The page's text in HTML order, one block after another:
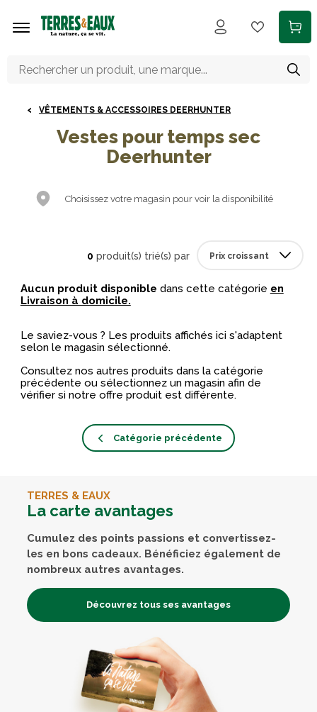
VÊTEMENTS & ACCESSOIRES DEERHUNTER
Vestes pour temps sec
Deerhunter
Choisissez votre magasin pour voir la disponibilité
0 produit(s) trié(s) par
Aucun produit disponible dans cette catégorie en
Livraison à domicile.
Le saviez-vous ? Les produits affichés ici s'adaptent
selon le magasin sélectionné.
Consultez nos autres produits dans la catégorie
précédente ou sélectionnez un magasin afin de
vérifier si notre offre produit est différente.
Catégorie précédente
TERRES & EAUX
La carte avantages
Cumulez des points passions et convertissez-
les en bons cadeaux. Bénéficiez également de
nombreux autres avantages.
Découvrez tous ses avantages